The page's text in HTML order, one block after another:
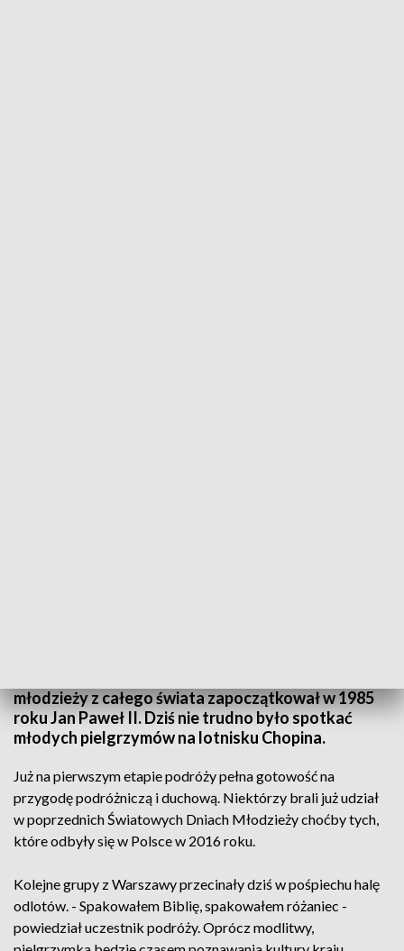
młodzieży z całego świata zapoczątkował w 1985
roku Jan Paweł II. Dziś nie trudno było spotkać
młodych pielgrzymów na lotnisku Chopina.
Już na pierwszym etapie podróży pełna gotowość na
przygodę podróżniczą i duchową. Niektórzy brali już udział
w poprzednich Światowych Dniach Młodzieży choćby tych,
które odbyły się w Polsce w 2016 roku.
Kolejne grupy z Warszawy przecinały dziś w pośpiechu halę
odlotów. - Spakowałem Biblię, spakowałem różaniec -
powiedział uczestnik podróży. Oprócz modlitwy,